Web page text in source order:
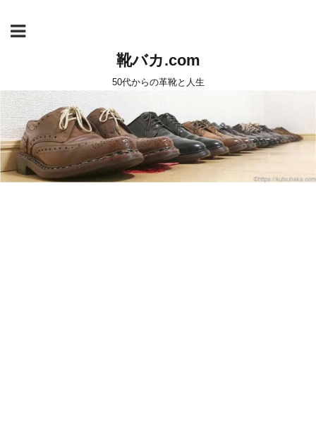
靴バカ.com
50代からの革靴と人生